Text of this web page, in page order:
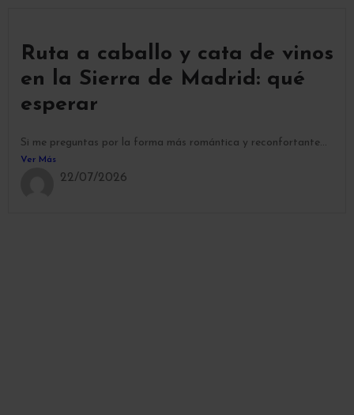
Ruta a caballo y cata de vinos
en la Sierra de Madrid: qué
esperar
Si me preguntas por la forma más romántica y reconfortante...
Ver Más
22/07/2026